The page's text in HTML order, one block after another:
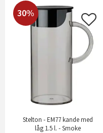
30%
Stelton - EM77 kande med
låg 1.5 l. - Smoke